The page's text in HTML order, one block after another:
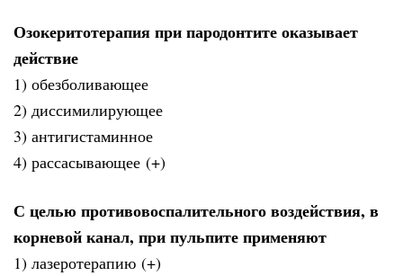
Озокеритотерапия при пародонтите оказывает
действие
1) обезболивающее
2) диссимилирующее
3) антигистаминное
4) рассасывающее (+)
С целью противовоспалительного воздействия, в
корневой канал, при пульпите применяют
1) лазеротерапию (+)